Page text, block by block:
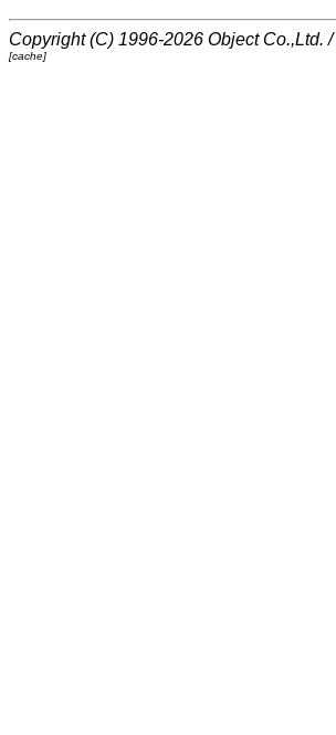
Copyright (C) 1996-2026 Object Co.,Ltd. /
[cache]